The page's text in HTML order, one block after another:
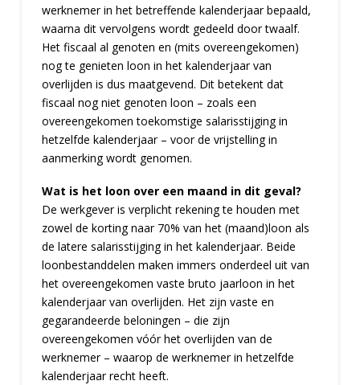
werknemer in het betreffende kalenderjaar bepaald,
waarna dit vervolgens wordt gedeeld door twaalf.
Het fiscaal al genoten en (mits overeengekomen)
nog te genieten loon in het kalenderjaar van
overlijden is dus maatgevend. Dit betekent dat
fiscaal nog niet genoten loon – zoals een
overeengekomen toekomstige salarisstijging in
hetzelfde kalenderjaar – voor de vrijstelling in
aanmerking wordt genomen.
Wat is het loon over een maand in dit geval?
De werkgever is verplicht rekening te houden met
zowel de korting naar 70% van het (maand)loon als
de latere salarisstijging in het kalenderjaar. Beide
loonbestanddelen maken immers onderdeel uit van
het overeengekomen vaste bruto jaarloon in het
kalenderjaar van overlijden. Het zijn vaste en
gegarandeerde beloningen – die zijn
overeengekomen vóór het overlijden van de
werknemer – waarop de werknemer in hetzelfde
kalenderjaar recht heeft.